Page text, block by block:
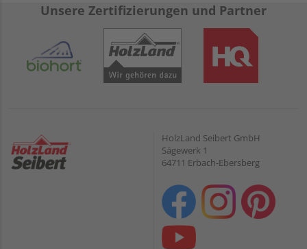
Unsere Zertifizierungen und Partner
HolzLand Seibert GmbH
Sägewerk 1
64711 Erbach-Ebersberg